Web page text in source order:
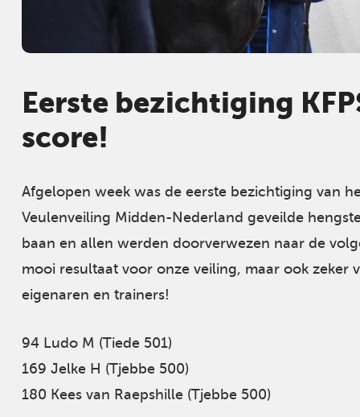
Eerste bezichtiging
score!
Afgelopen week was de eerste bezichtiging van
Veulenveiling Midden-Nederland geveilde
baan en allen werden doorverwezen naar de
mooi resultaat voor onze veiling, maar ook zeker
eigenaren en trainers!
94 Ludo M (Tiede 501)
169 Jelke H (Tjebbe 500)
180 Kees van Raepshille (Tjebbe 500)